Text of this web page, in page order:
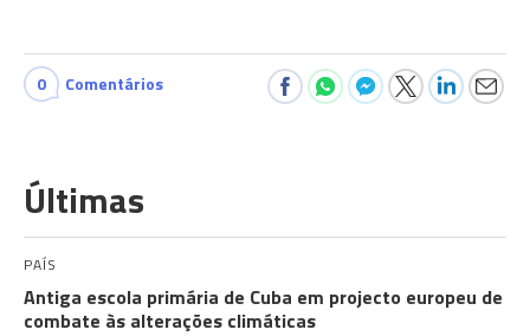
0 Comentários
Últimas
PAÍS
Antiga escola primária de Cuba em projecto europeu de
combate às alterações climáticas